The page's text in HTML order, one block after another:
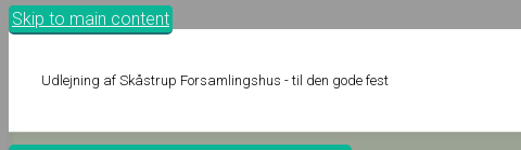
Skip to main content
Udlejning af Skåstrup Forsamlingshus - til den gode fest